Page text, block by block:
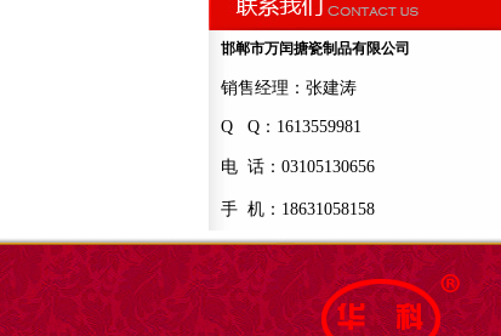
邯郸市万闰搪瓷制品有限公司
销售经理：张建涛
Q Q：1613559981
电 话：03105130656
手 机：18631058158